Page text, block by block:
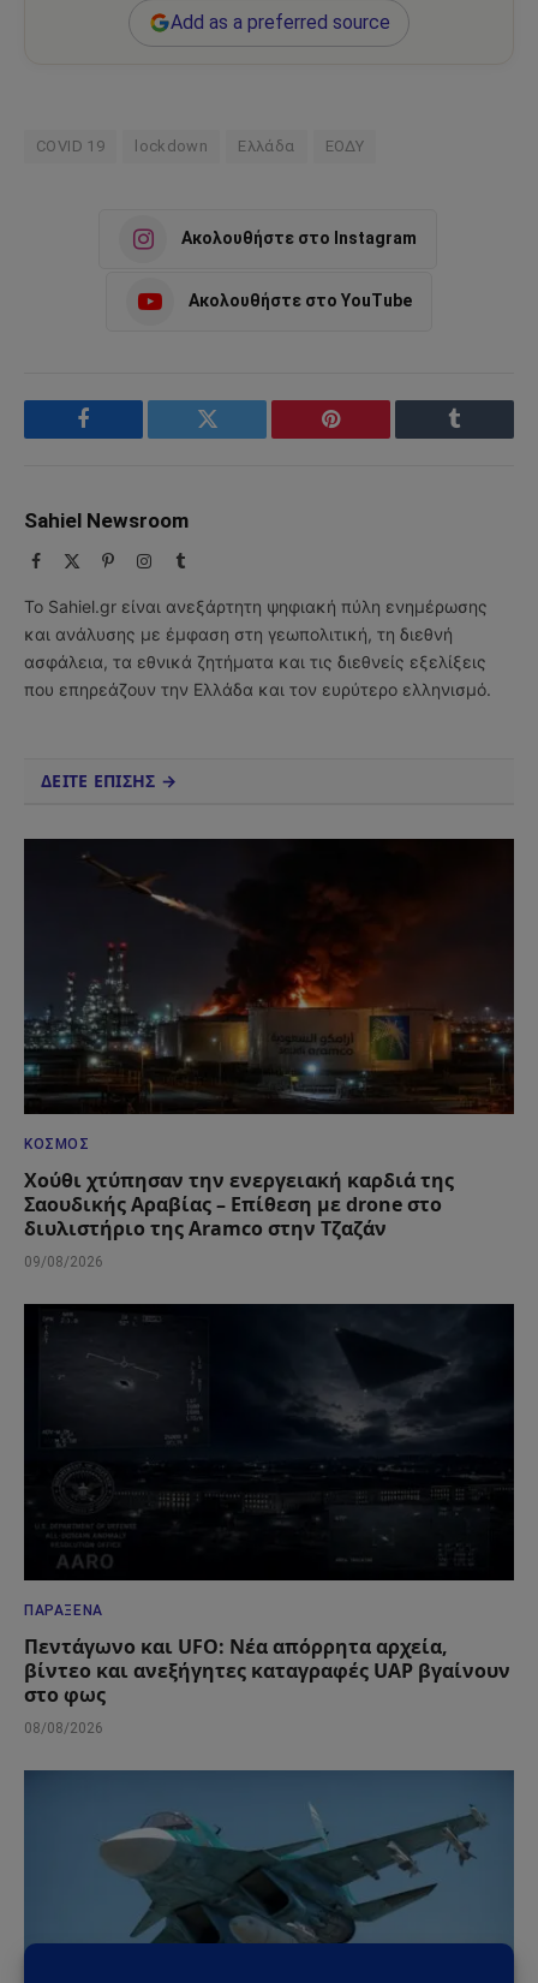
Add as a preferred source
COVID 19 lockdown Ελλάδα ΕΟΔΥ
Ακολουθήστε στο Instagram
Ακολουθήστε στο YouTube
Facebook Twitter Pinterest Tumblr
Sahiel Newsroom
Facebook PinterestInstagram
Tumblr
Το Sahiel.gr είναι ανεξάρτητη ψηφιακή πύλη ενημέρωσης
και ανάλυσης με έμφαση στη γεωπολιτική, τη διεθνή
ασφάλεια, τα εθνικά ζητήματα και τις διεθνείς εξελίξεις
που επηρεάζουν την Ελλάδα και τον ευρύτερο ελληνισμό.
ΔΕΙΤΕ ΕΠΙΣΗΣ →
ΚΌΣΜΟΣ
Χούθι χτύπησαν την ενεργειακή καρδιά της
Σαουδικής Αραβίας – Επίθεση με drone στο
διυλιστήριο της Aramco στην Τζαζάν
09/08/2026
ΠΑΡΆΞΕΝΑ
Πεντάγωνο και UFO: Νέα απόρρητα αρχεία,
βίντεο και ανεξήγητες καταγραφές UAP βγαίνουν
στο φως
08/08/2026